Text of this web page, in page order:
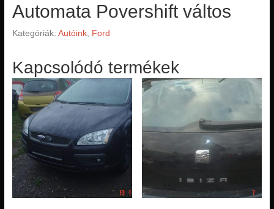
Automata Povershift váltos
Kategóriák: Autóink, Ford
Kapcsolódó termékek